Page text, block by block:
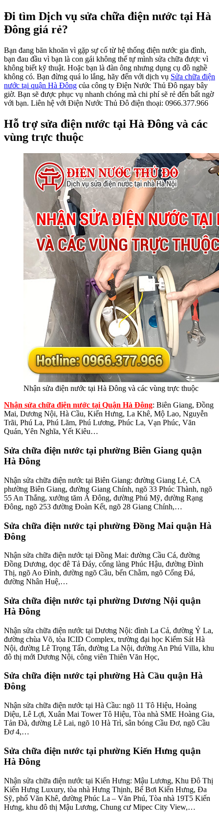
Đi tìm Dịch vụ sửa chữa điện nước tại Hà
Đông giá rẻ?
Bạn đang băn khoăn vì gặp sự cố từ hệ thống điện nước gia đình,
bạn đau đầu vì bạn là con gái không thể tự mình sửa chữa được vì
không biết kỹ thuật. Hoặc bạn là đàn ông nhưng dụng cụ đồ nghề
không có. Bạn đừng quá lo lắng, hãy đến với dịch vụ Sửa chữa điện
nước tại quận Hà Đông của công ty Điện Nước Thủ Đô ngay bây
giờ. Bạn sẽ được phục vụ nhanh chóng mà chi phí sẽ rẻ đến bất ngờ
với bạn. Liên hệ với Điện Nước Thủ Đô điện thoại: 0966.377.966
Hỗ trợ sửa điện nước tại Hà Đông và các
vùng trực thuộc
Nhận sửa điện nước tại Hà Đông và các vùng trực thuộc
Nhận sửa chữa điện nước tại Quận Hà Đông: Biên Giang, Đồng
Mai, Dương Nội, Hà Cầu, Kiến Hưng, La Khê, Mộ Lao, Nguyễn
Trãi, Phú La, Phú Lãm, Phú Lương, Phúc La, Vạn Phúc, Văn
Quán, Yên Nghĩa, Yết Kiêu…
Sửa chữa điện nước tại phường Biên Giang quận
Hà Đông
Nhận sửa chữa điện nước tại Biên Giang: đường Giang Lẻ, CA
phường Biên Giang, đường Giang Chính, ngõ 33 Phúc Thành, ngõ
55 An Thắng, xưởng tăm Á Đông, đường Phú Mỹ, đường Rạng
Đông, ngõ 253 đường Đoàn Kết, ngõ 28 Giang Chính,…
Sửa chữa điện nước tại phường Đồng Mai quận Hà
Đông
Nhận sửa chữa điện nước tại Đồng Mai: đường Cầu Cá, đường
Đồng Dương, dọc đê Tả Đáy, cổng làng Phúc Hậu, đường Đình
Thị, ngõ Ao Đình, đường ngõ Cầu, bến Chằm, ngõ Cống Đá,
đường Nhân Huệ,…
Sửa chữa điện nước tại phường Dương Nội quận
Hà Đông
Nhận sửa chữa điện nước tại Dương Nội: đình La Cả, đường Ỷ La,
đường chùa Võ, tòa ICID Complex, trường đại học Kiểm Sát Hà
Nội, đường Lê Trọng Tấn, đường La Nội, đường An Phú Villa, khu
đô thị mới Dương Nội, công viên Thiên Văn Học,
Sửa chữa điện nước tại phường Hà Cầu quận Hà
Đông
Nhận sửa chữa điện nước tại Hà Cầu: ngõ 11 Tô Hiệu, Hoàng
Diệu, Lê Lợi, Xuân Mai Tower Tô Hiệu, Tòa nhà SME Hoàng Gia,
Tản Đà, đường Lê Lai, ngõ 10 Hà Trì, sân bóng Cầu Đơ, ngõ Cầu
Đơ 4,…
Sửa chữa điện nước tại phường Kiến Hưng quận
Hà Đông
Nhận sửa chữa điện nước tại Kiến Hưng: Mậu Lương, Khu Đô Thị
Kiến Hưng Luxury, tòa nhà Hưng Thịnh, Bể Bơi Kiến Hưng, Đa
Sỹ, phố Văn Khê, đường Phúc La – Văn Phú, Tòa nhà 19T5 Kiến
Hưng, khu đô thị Mậu Lương, Chung cư Mipec City View,…